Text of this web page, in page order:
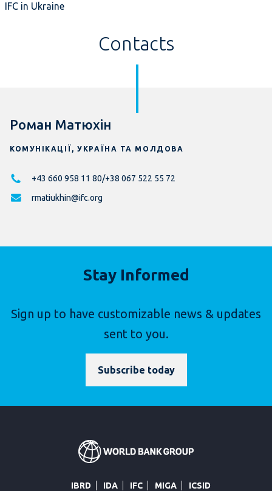
IFC in Ukraine
Contacts
Роман Матюхін
КОМУНІКАЦІЇ, УКРАЇНА ТА МОЛДОВА
+43 660 958 11 80/+38 067 522 55 72
rmatiukhin@ifc.org
Stay Informed
Sign up to have customizable news & updates
sent to you.
Subscribe today
IBRD IDA IFC MIGA ICSID